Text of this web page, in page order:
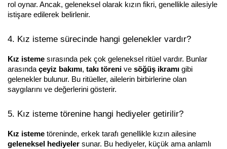
rol oynar. Ancak, geleneksel olarak kızın fikri, genellikle ailesiyle
istişare edilerek belirlenir.
4. Kız isteme sürecinde hangi gelenekler vardır?
Kız isteme sırasında pek çok geleneksel ritüel vardır. Bunlar
arasında çeyiz bakımı, takı töreni ve söğüş ikramı gibi
gelenekler bulunur. Bu ritüeller, ailelerin birbirlerine olan
saygılarını ve değerlerini gösterir.
5. Kız isteme törenine hangi hediyeler getirilir?
Kız isteme
geleneksel hediyeler sunar. Bu hediyeler, küçük ama anlamlı